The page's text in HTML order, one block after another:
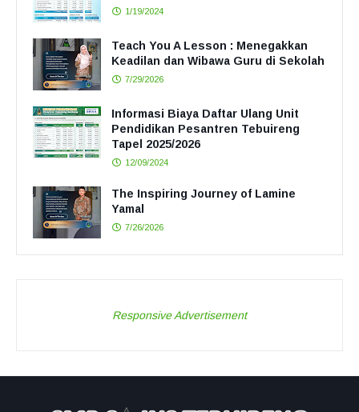
1/19/2024
Teach You A Lesson : Menegakkan
Keadilan dan Wibawa Guru di Sekolah
7/29/2026
Informasi Biaya Daftar Ulang Unit
Pendidikan Pesantren Tebuireng
Tapel 2025/2026
12/09/2024
The Inspiring Journey of Lamine
Yamal
7/26/2026
Responsive Advertisement